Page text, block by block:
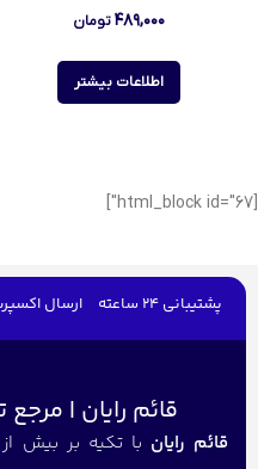
۴۸۹,۰۰۰ تومان
اطلاعات بیشتر
[html_block id="67"]
پشتیبانی 24 ساعته ارسال
قائم رایان |
قائم رایان با تکیه بر بیش